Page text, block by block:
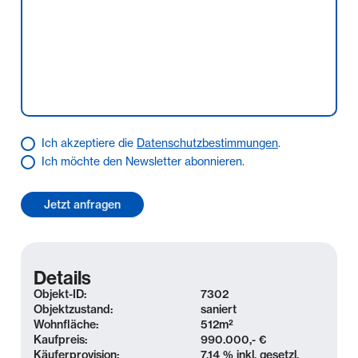
Verkäufer provisionspflichtig tätig zu werden.
Ich akzeptiere die Datenschutzbestimmungen.
Ich möchte den Newsletter abonnieren.
Details
Objekt-ID:
7302
Objektzustand:
saniert
Wohnfläche:
512m²
Kaufpreis:
990.000,- €
Käuferprovision:
7,14 % inkl. gesetzl.